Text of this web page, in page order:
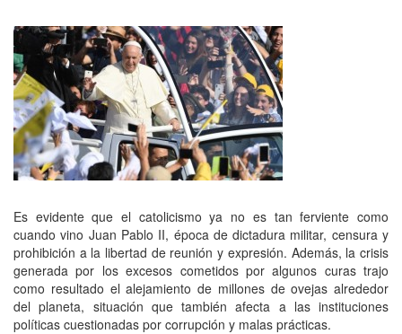
Es evidente que el catolicismo ya no es tan ferviente como
cuando vino Juan Pablo II, época de dictadura militar, censura y
prohibición a la libertad de reunión y expresión. Además, la crisis
generada por los excesos cometidos por algunos curas trajo
como resultado el alejamiento de millones de ovejas alrededor
del planeta, situación que también afecta a las instituciones
políticas cuestionadas por corrupción y malas prácticas.